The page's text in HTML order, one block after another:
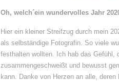
Oh, welch´ein wundervolles Jahr
Hier ein kleiner Streifzug durch mein
als selbständige Fotografin. So viele
festhalten wollten. Ich hab das Gefühl,
zusammengeschweißt und bewusst
kann. Danke von Herzen an alle,